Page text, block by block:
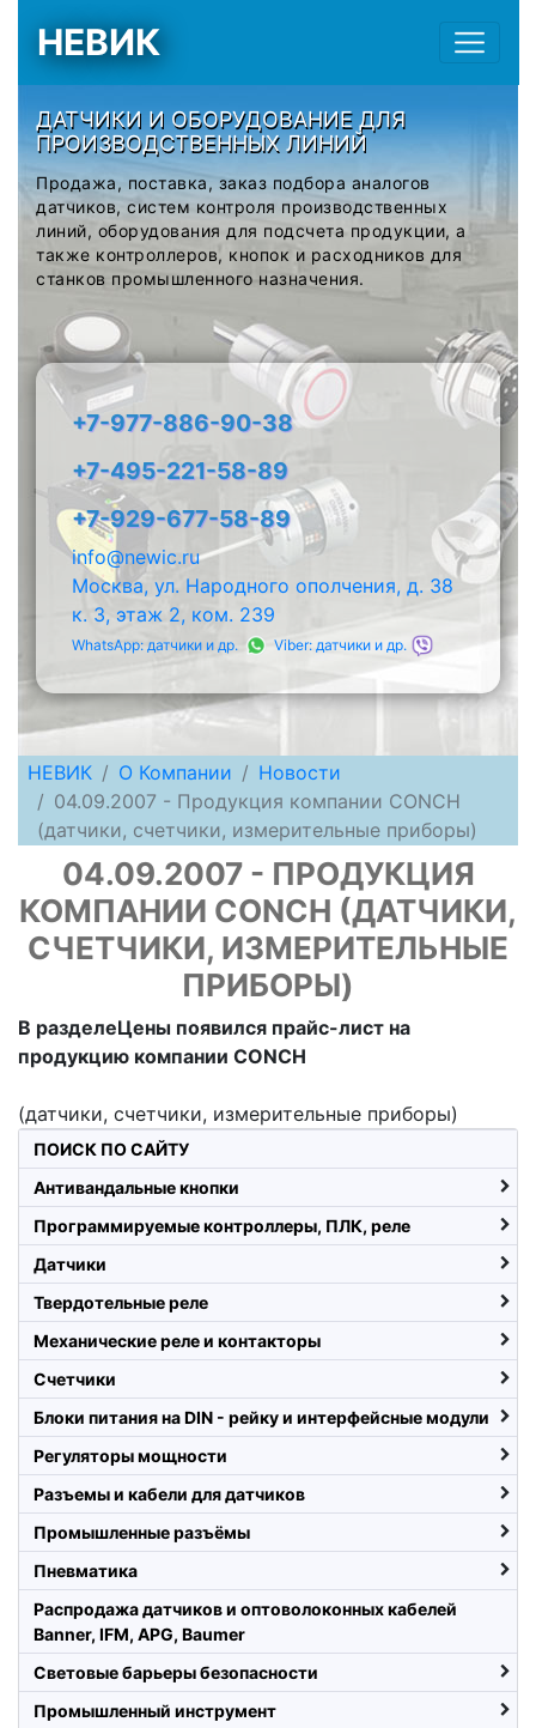
НЕВИК
ДАТЧИКИ И ОБОРУДОВАНИЕ ДЛЯ
ПРОИЗВОДСТВЕННЫХ ЛИНИЙ
Продажа, поставка, заказ подбора аналогов
датчиков, систем контроля производственных
линий, оборудования для подсчета продукции, а
также контроллеров, кнопок и расходников для
станков промышленного назначения.
+7-977-886-90-38
+7-495-221-58-89
+7-929-677-58-89
info@newic.ru
Москва, ул. Народного ополчения, д. 38
к. 3, этаж 2, ком. 239
WhatsApp: датчики и др. Viber: датчики и др.
НЕВИК О Компании
Новости
04.09.2007 - Продукция компании CONCH
(датчики, счетчики, измерительные приборы)
04.09.2007 - ПРОДУКЦИЯ
КОМПАНИИ CONCH (ДАТЧИКИ,
СЧЕТЧИКИ, ИЗМЕРИТЕЛЬНЫЕ
ПРИБОРЫ)
В разделеЦены появился прайс-лист на
продукцию компании CONCH
(датчики, счетчики, измерительные приборы)
ПОИСК ПО САЙТУ
Антивандальные кнопки
Программируемые контроллеры, ПЛК, реле
Датчики
Твердотельные реле
Механические реле и контакторы
Счетчики
Блоки питания на DIN - рейку и интерфейсные модули
Регуляторы мощности
Разъемы и кабели для датчиков
Промышленные разъёмы
Пневматика
Распродажа датчиков и оптоволоконных кабелей
Banner, IFM, APG, Baumer
Световые барьеры безопасности
Промышленный инструмент